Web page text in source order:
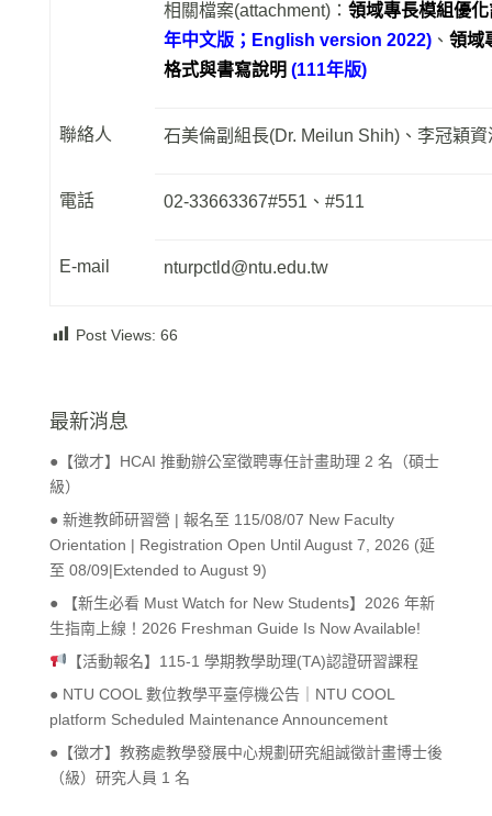
相關檔案(attachment)： 領域專長模組優
年中文版 ； English version 2022) 、 領域
格式與書寫說明 (111年版)
聯絡人 石美倫副組長(Dr. Meilun Shih)、李冠穎
電話 02-33663367#551、#511
E-mail nturpctld@ntu.edu.tw
Post Views: 66
最新消息
●【徵才】HCAI 推動辦公室徵聘專任計畫助理 2 名（碩士
級）
● 新進教師研習營 | 報名至 115/08/07 New Faculty
Orientation | Registration Open Until August 7, 2026 (延
至 08/09|Extended to August 9)
● 【新生必看 Must Watch for New Students】2026 年新
生指南上線！2026 Freshman Guide Is Now Available!
【活動報名】115-1 學期教學助理(TA)認證研習課程
● NTU COOL 數位教學平臺停機公告｜NTU COOL
platform Scheduled Maintenance Announcement
●【徵才】教務處教學發展中心規劃研究組誠徵計畫博士後
（級）研究人員 1 名